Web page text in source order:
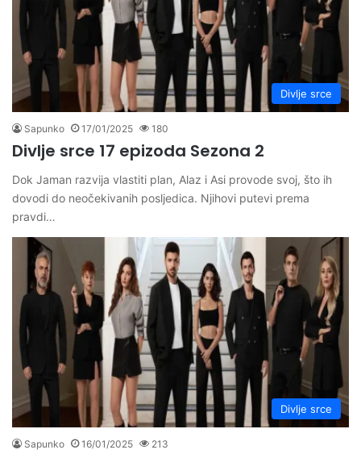
Divlje srce
Sapunko 17/01/2025 180
Divlje srce 17 epizoda Sezona 2
Dok Jaman razvija vlastiti plan, Alaz i Asi provode svoj, što ih
dovodi do neočekivanih posljedica. Njihovi putevi prema
pravdi…
Divlje srce
Sapunko 16/01/2025 213